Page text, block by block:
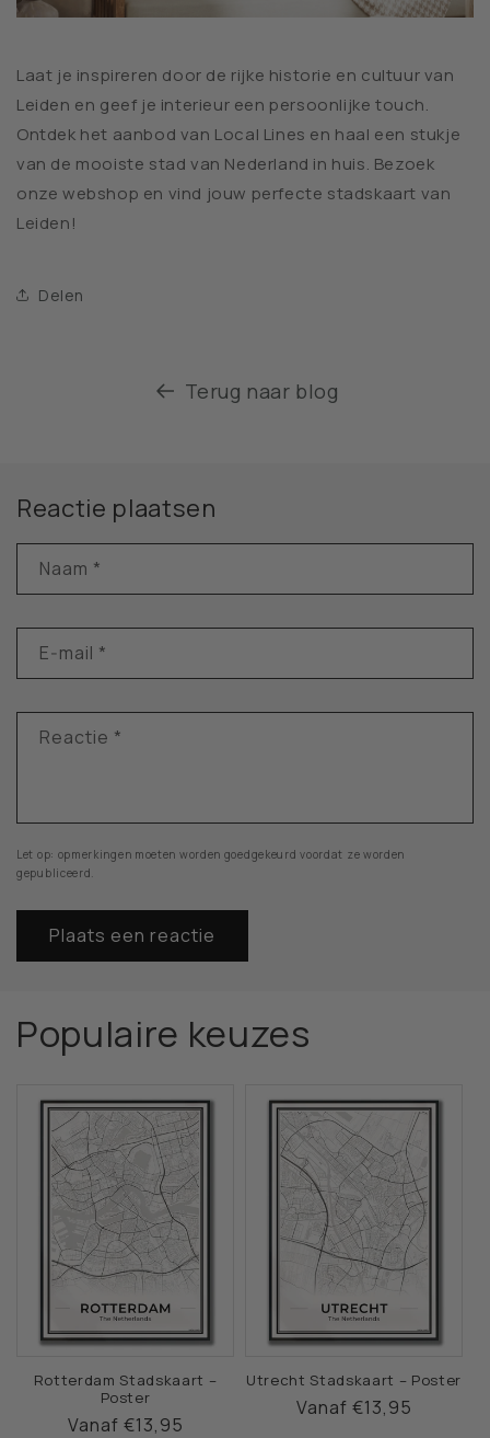
Laat je inspireren door de rijke historie en cultuur van
Leiden en geef je interieur een persoonlijke touch.
Ontdek het aanbod van Local Lines en haal een stukje
van de mooiste stad van Nederland in huis. Bezoek
onze webshop en vind jouw perfecte stadskaart van
Leiden!
Delen
Terug naar blog
Reactie plaatsen
Naam *
E‑mail *
Reactie *
Let op: opmerkingen moeten worden goedgekeurd voordat ze worden
gepubliceerd.
Populaire keuzes
Rotterdam Stadskaart –
Poster
Normale
Vanaf €13,95
Utrecht Stadskaart – Poster
Normale
Vanaf €13,95